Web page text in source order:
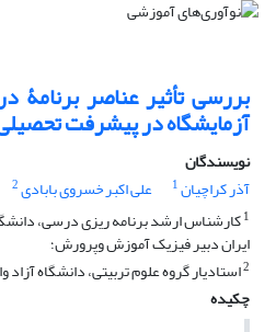
آزمایشگاه در پیشرفت
نویسندگان
آذر کراچیان1 علی اکبر خسروی بابادی2
1کارشناس ارشد برنامه ریزی درسی،
ایران دبیر فیزیک آموزش وپرورش؛
2استادیار گروه علوم تربیتی، دانشگاه آزاد
چکیده